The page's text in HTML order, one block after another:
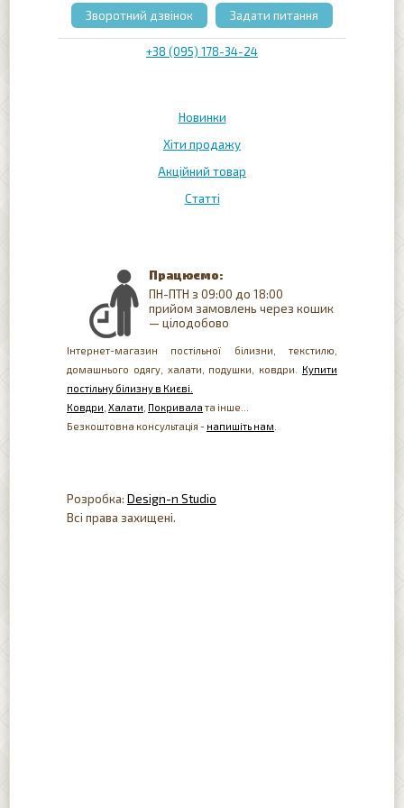
Новинки
Хіти продажу
Акційний товар
Статті
+38 (095) 178-34-24
Зворотний дзвінок Задати питання
Працюємо:
ПН-ПТН з 09:00 до 18:00
прийом замовлень через кошик
— цілодобово
Інтернет-магазин постільної білизни, текстилю,
домашнього одягу, халати, подушки, ковдри. Купити
постільну білизну в Києві.
Ковдри Халати Покривала та інше...
Безкоштовна консультація - напишіть нам
Розробка: Design-n Studio
Всі права захищені.